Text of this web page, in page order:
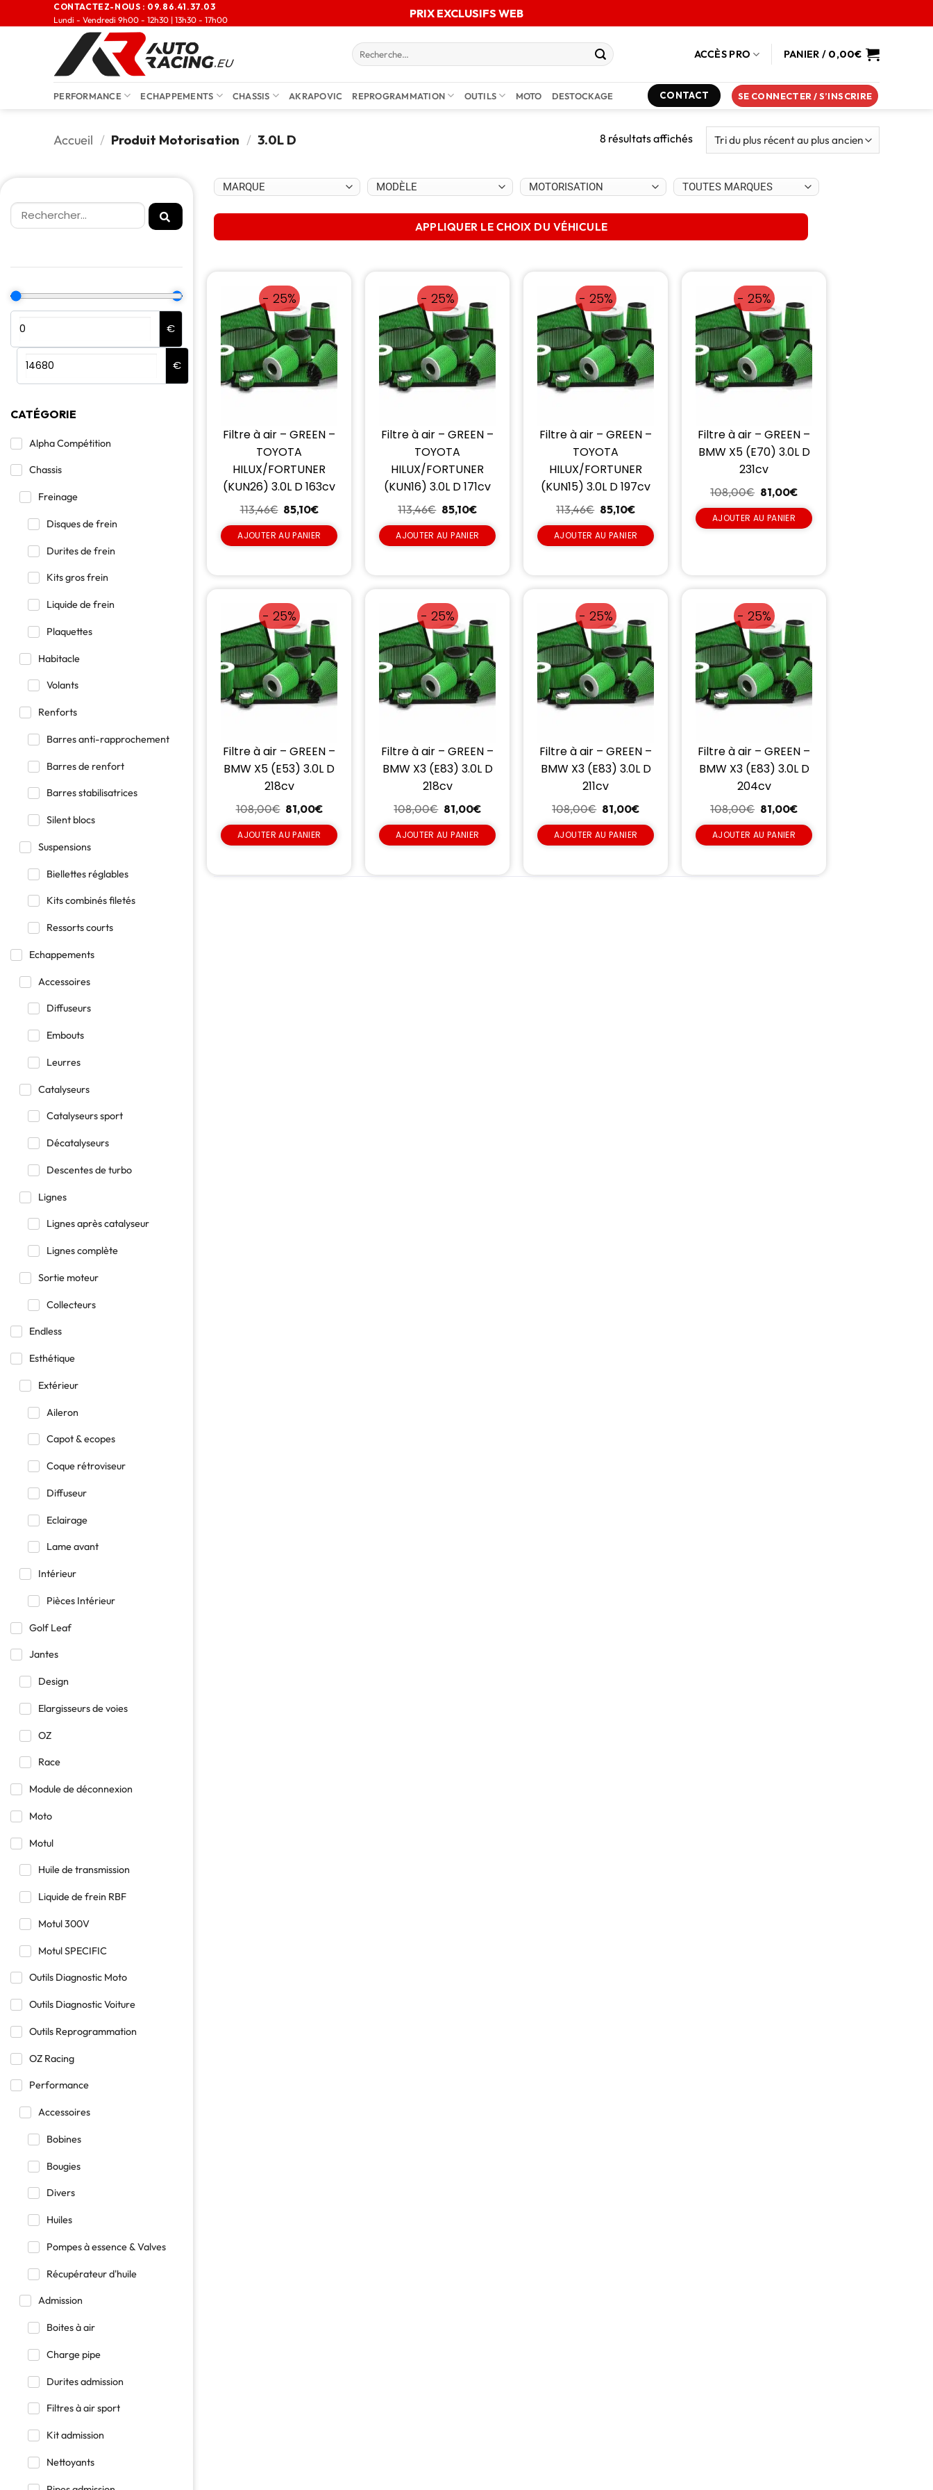
CONTACTEZ-NOUS : 09.86.41.37.03
Lundi - Vendredi 9h00 - 12h30 | 13h30 - 17h00
PRIX EXCLUSIFS WEB
ACCÈS PRO PANIER / 0,00€
PERFORMANCE ECHAPPEMENTS CHASSIS AKRAPOVIC REPROGRAMMATION OUTILS MOTO DESTOCKAGE CONTACT SE CONNECTER / S’INSCRIRE
Accueil / Produit Motorisation / 3.0L D 8 résultats affichés
€
€
CATÉGORIE
Alpha Compétition
Chassis
Freinage
Disques de frein
Durites de frein
Kits gros frein
Liquide de frein
Plaquettes
Habitacle
Volants
Renforts
Barres anti-rapprochement
Barres de renfort
Barres stabilisatrices
Silent blocs
Suspensions
Biellettes réglables
Kits combinés filetés
Ressorts courts
Echappements
Accessoires
Diffuseurs
Embouts
Leurres
Catalyseurs
Catalyseurs sport
Décatalyseurs
Descentes de turbo
Lignes
Lignes après catalyseur
Lignes complète
Sortie moteur
Collecteurs
Endless
Esthétique
Extérieur
Aileron
Capot & ecopes
Coque rétroviseur
Diffuseur
Eclairage
Lame avant
Intérieur
Pièces Intérieur
Golf Leaf
Jantes
Design
Elargisseurs de voies
OZ
Race
Module de déconnexion
Moto
Motul
Huile de transmission
Liquide de frein RBF
Motul 300V
Motul SPECIFIC
Outils Diagnostic Moto
Outils Diagnostic Voiture
Outils Reprogrammation
OZ Racing
Performance
Accessoires
Bobines
Bougies
Divers
Huiles
Pompes à essence & Valves
Récupérateur d'huile
Admission
Boites à air
Charge pipe
Durites admission
Filtres à air sport
Kit admission
Nettoyants
APPLIQUER LE CHOIX DU VÉHICULE
- 25%
Filtre à air – GREEN –
TOYOTA
HILUX/FORTUNER
(KUN26) 3.0L D 163cv
113,46€ 85,10€
AJOUTER AU PANIER
- 25%
Filtre à air – GREEN –
TOYOTA
HILUX/FORTUNER
(KUN16) 3.0L D 171cv
113,46€ 85,10€
AJOUTER AU PANIER
- 25%
Filtre à air – GREEN –
TOYOTA
HILUX/FORTUNER
(KUN15) 3.0L D 197cv
113,46€ 85,10€
AJOUTER AU PANIER
- 25%
Filtre à air – GREEN –
BMW X5 (E70) 3.0L D
231cv
108,00€ 81,00€
AJOUTER AU PANIER
- 25%
Filtre à air – GREEN –
BMW X5 (E53) 3.0L D
218cv
108,00€ 81,00€
AJOUTER AU PANIER
- 25%
Filtre à air – GREEN –
BMW X3 (E83) 3.0L D
218cv
108,00€ 81,00€
AJOUTER AU PANIER
- 25%
Filtre à air – GREEN –
BMW X3 (E83) 3.0L D
211cv
108,00€ 81,00€
AJOUTER AU PANIER
- 25%
Filtre à air – GREEN –
BMW X3 (E83) 3.0L D
204cv
108,00€ 81,00€
AJOUTER AU PANIER